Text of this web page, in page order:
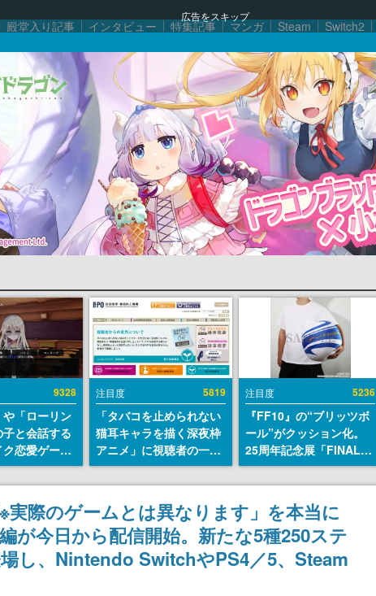
広告をスキップ
殿堂入り記事 インタビュー 特集記事 マンガ Steam Switch2
9328
や「ローリン
と会話する
恋愛ゲーム
はソウルラ
開。返事に
「YOU
注目度 5819
「タバコを止められない
猫耳キャラを描く深夜枠
アニメ」に視聴者の一部
から批判意見。違法薬物
の使用と思しき描写も含
めて、BPOが議論を交わ
す
注目度 5236
『FF10』の“ブリッツボ
ール”がクッション化。
25周年記念展「FINAL
FANTASY X MUSEUM-
幻光の記憶-」のグッズ情
報が一部公開
実際のゲームとは異なります」を本当に
が今日から配信開始。新たな5種250ステ
し、Nintendo SwitchやPS4／5、Steam